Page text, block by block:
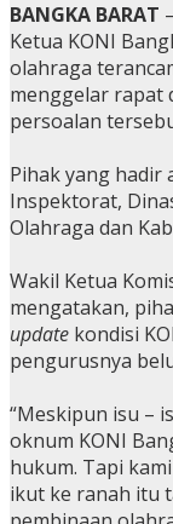
BANGKA BARAT
Ketua KONI
olahraga
menggelar rapat
persoalan
Pihak yang hadir
Inspektorat,
Olahraga dan
Wakil Ketua
mengatakan,
update kondisi
pengurusnya
“Meskipun isu –
oknum KONI
hukum. Tapi
ikut ke ranah itu